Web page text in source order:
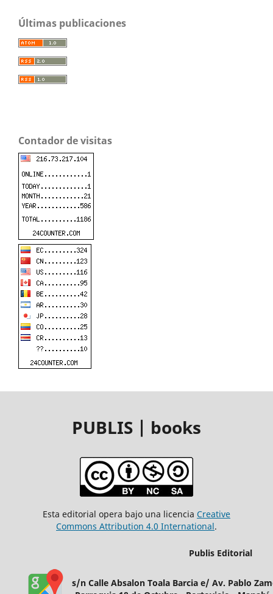
Últimas publicaciones
Contador de visitas
PUBLIS | books
Esta editorial opera bajo una licencia Creative
Commons Attribution 4.0 International.
Publis Editorial
s/n Calle Absalon Toala Barcia e/ Av. Pablo